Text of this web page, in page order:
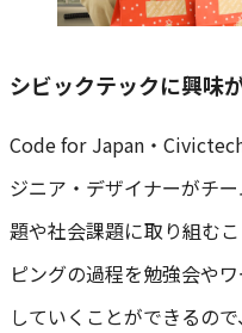
シビックテックに興味
Code for Japan・
ジニア・デザイナーがチ
題や社会課題に取り組む
ピングの過程を勉強会や
していくことができるの